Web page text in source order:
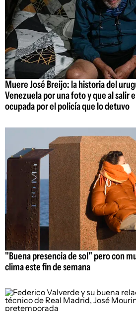
Muere José Breijo: la historia del
Venezuela por una foto y que al salir
ocupada por el policía que lo detuvo
"Buena presencia de sol" pero con
clima este fin de semana